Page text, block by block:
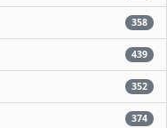
358
439
352
374